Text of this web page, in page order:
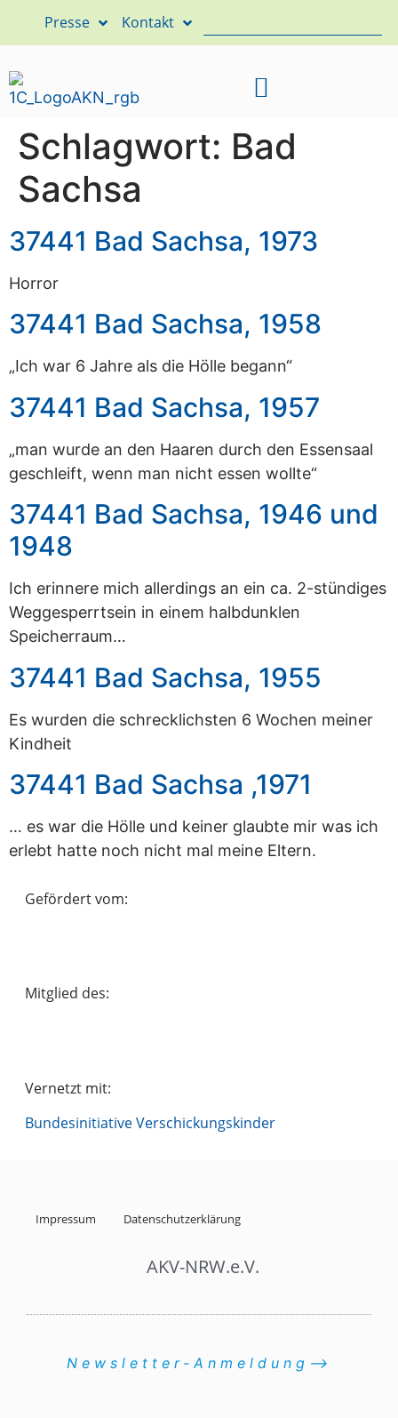
Presse Kontakt
Schlagwort: Bad
Sachsa
37441 Bad Sachsa, 1973
Horror
37441 Bad Sachsa, 1958
„Ich war 6 Jahre als die Hölle begann“
37441 Bad Sachsa, 1957
„man wurde an den Haaren durch den Essensaal
geschleift, wenn man nicht essen wollte“
37441 Bad Sachsa, 1946 und
1948
Ich erinnere mich allerdings an ein ca. 2-stündiges
Weggesperrtsein in einem halbdunklen
Speicherraum…
37441 Bad Sachsa, 1955
Es wurden die schrecklichsten 6 Wochen meiner
Kindheit
37441 Bad Sachsa ,1971
… es war die Hölle und keiner glaubte mir was ich
erlebt hatte noch nicht mal meine Eltern.
Gefördert vom:
Mitglied des:
Vernetzt mit:
Bundesinitiative Verschickungskinder
Impressum Datenschutzerklärung
AKV-NRW.e.V.
Newsletter-Anmeldung⟶